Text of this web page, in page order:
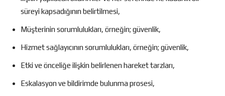
süreyi kapsadığının belirtilmesi,
Müşterinin sorumlulukları, örneğin; güvenlik,
Hizmet sağlayıcının sorumlulukları, örneğin; güvenlik,
Etki ve önceliğe ilişkin belirlenen hareket tarzları,
Eskalasyon ve bildirimde bulunma prosesi,